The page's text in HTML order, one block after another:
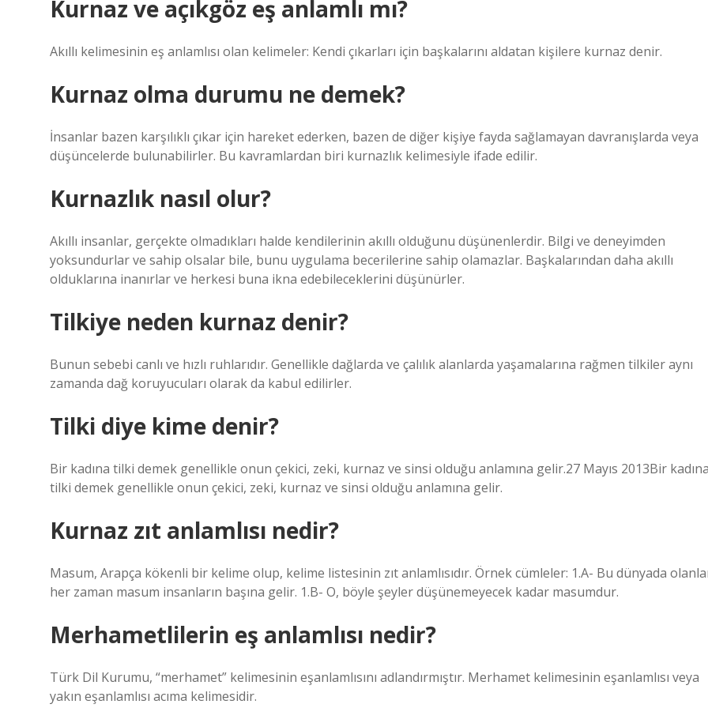
Kurnaz ve açıkgöz eş anlamlı mı?
Akıllı kelimesinin eş anlamlısı olan kelimeler: Kendi çıkarları için başkalarını aldatan kişilere kurnaz denir.
Kurnaz olma durumu ne demek?
İnsanlar bazen karşılıklı çıkar için hareket ederken, bazen de diğer kişiye fayda sağlamayan davranışlarda veya
düşüncelerde bulunabilirler. Bu kavramlardan biri kurnazlık kelimesiyle ifade edilir.
Kurnazlık nasıl olur?
Akıllı insanlar, gerçekte olmadıkları halde kendilerinin akıllı olduğunu düşünenlerdir. Bilgi ve deneyimden
yoksundurlar ve sahip olsalar bile, bunu uygulama becerilerine sahip olamazlar. Başkalarından daha akıllı
olduklarına inanırlar ve herkesi buna ikna edebileceklerini düşünürler.
Tilkiye neden kurnaz denir?
Bunun sebebi canlı ve hızlı ruhlarıdır. Genellikle dağlarda ve çalılık alanlarda yaşamalarına rağmen tilkiler aynı
zamanda dağ koruyucuları olarak da kabul edilirler.
Tilki diye kime denir?
Bir kadına tilki demek genellikle onun çekici, zeki, kurnaz ve sinsi olduğu anlamına gelir.27 Mayıs 2013Bir
tilki demek genellikle onun çekici, zeki, kurnaz ve sinsi olduğu anlamına gelir.
Kurnaz zıt anlamlısı nedir?
Masum, Arapça kökenli bir kelime olup, kelime listesinin zıt anlamlısıdır. Örnek cümleler: 1.A- Bu dünyada
her zaman masum insanların başına gelir. 1.B- O, böyle şeyler düşünemeyecek kadar masumdur.
Merhametlilerin eş anlamlısı nedir?
Türk Dil Kurumu, “merhamet” kelimesinin eşanlamlısını adlandırmıştır. Merhamet kelimesinin eşanlamlısı veya
yakın eşanlamlısı acıma kelimesidir.